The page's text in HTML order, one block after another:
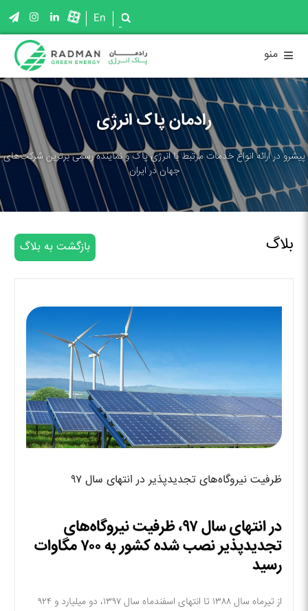
En
≡ منو
رادمان پاک انرژی
پیشرو در ارائه انواع خدمات مرتبط با انرژی پاک و نماینده رسمی برترین شرکت‌های
جهان در ایران
بلاگ بازگشت به بلاگ
ظرفیت نیروگاه‌های تجدیدپذیر در انتهای سال ۹۷
در انتهای سال ۹۷، ظرفیت نیروگاه‌های
تجدیدپذیر نصب شده کشور به ۷۰۰ مگاوات
رسید
از تیرماه سال ۱۳۸۸ تا انتهای اسفندماه سال ۱۳۹۷، دو میلیارد و ۹۲۴